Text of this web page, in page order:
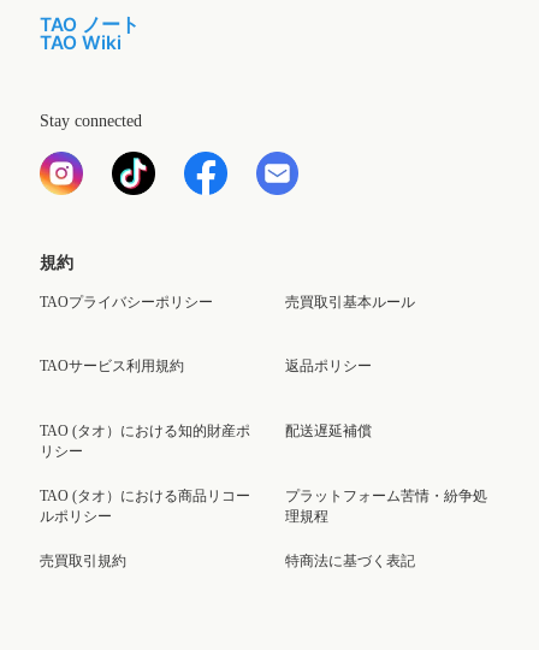
TAO ノート
TAO Wiki
Stay connected
規約
TAOプライバシーポリシー
TAOサービス利用規約
TAO (タオ）における知的財産ポ
リシー
TAO (タオ）における商品リコー
ルポリシー
売買取引規約
売買取引基本ルール
返品ポリシー
配送遅延補償
プラットフォーム苦情・紛争処
理規程
特商法に基づく表記